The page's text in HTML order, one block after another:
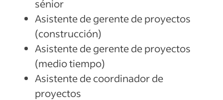
sénior
Asistente de gerente de proyectos
(construcción)
Asistente de gerente de proyectos
(medio tiempo)
Asistente de coordinador de
proyectos